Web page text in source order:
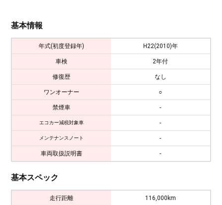
基本情報
年式(初度登録年) H22(2010)年
車検 2年付
修復歴 なし
ワンオーナー ○
禁煙車 -
エコカー減税対象車 -
メンテナンスノート -
車両取扱説明書 -
基本スペック
走行距離 116,000km